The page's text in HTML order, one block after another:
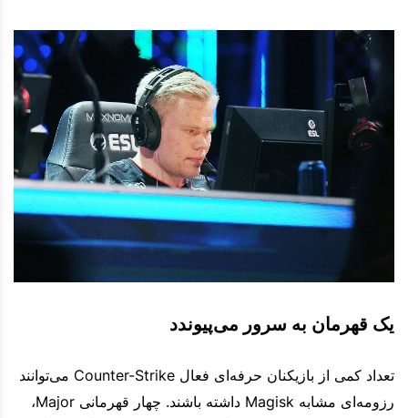
یک قهرمان به سرور می‌پیوندد
تعداد کمی از بازیکنان حرفه‌ای فعال Counter-Strike می‌توانند
رزومه‌ای مشابه Magisk داشته باشند. چهار قهرمانی Major،